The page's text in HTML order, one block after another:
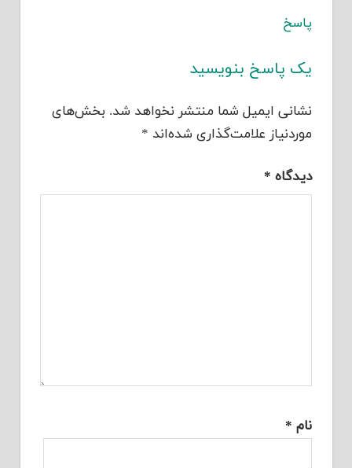
پاسخ
یک پاسخ بنویسید
نشانی ایمیل شما منتشر نخواهد شد. بخش‌های
موردنیاز علامت‌گذاری شده‌اند *
دیدگاه *
نام *